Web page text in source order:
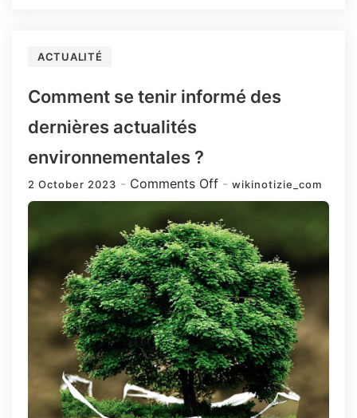
ACTUALITÉ
Comment se tenir informé des
dernières actualités
environnementales ?
2 October 2023 Comments Offon
Comment
se
tenir
informé
des
dernières
actualités
environnementales
?
wikinotizie_com